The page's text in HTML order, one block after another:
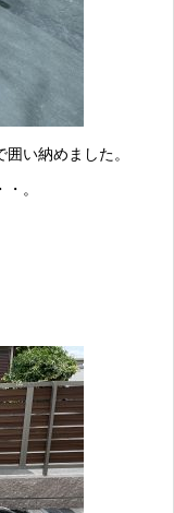
い納めました。
。